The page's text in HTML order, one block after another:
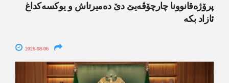
پرۆژەقانوونا چارچۆڤەیێ دێ دەمیرتاش و یوکسەکداغ
ئازاد بکە
2026-08-06